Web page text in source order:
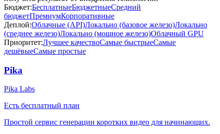
Бюджет:БесплатныеБюджетныеСредний
бюджетПремиумКорпоративные
Деплой:Облачные (API)Локально (базовое железо)Локально
(среднее железо)Локально (мощное железо)Облачный GPU
Приоритет:Лучшее качествоСамые быстрыеСамые
дешёвыеСамые простые
Pika
Pika Labs
Есть бесплатный план
Простой сервис генерации коротких видео для начинающих.